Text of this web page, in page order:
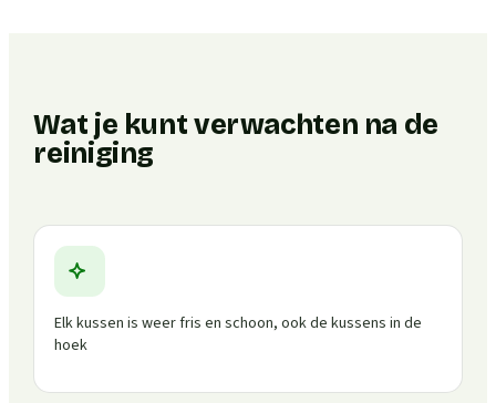
Wat je kunt verwachten na de
reiniging
Elk kussen is weer fris en schoon, ook de kussens in de
hoek